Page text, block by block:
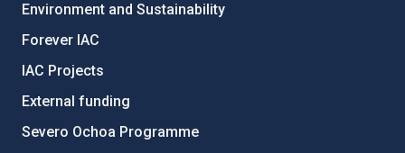
Environment and Sustainability
Forever IAC
IAC Projects
External funding
Severo Ochoa Programme